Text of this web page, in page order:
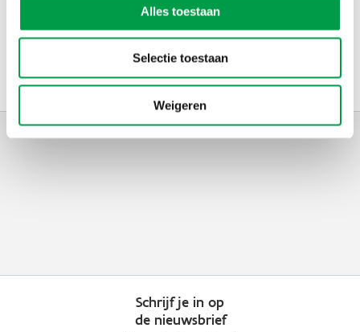
Alles toestaan
Selectie toestaan
Weigeren
Adres
VLAIO
Schrijf je in op
de nieuwsbrief